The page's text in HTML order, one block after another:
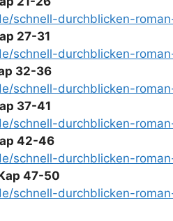
schnell-durchblicken-
27-31
schnell-durchblicken-
32-36
schnell-durchblicken-
37-41
schnell-durchblicken-
42-46
schnell-durchblicken-
47-50
schnell-durchblicken-